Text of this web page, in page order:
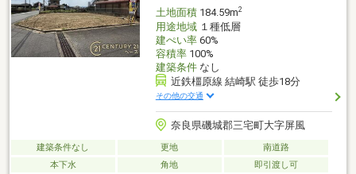
土地面積184.59m2
用途地域１種低層
建ぺい率60%
容積率100%
建築条件なし
近鉄橿原線 結崎駅 徒歩18分
その他の交通
奈良県磯城郡三宅町大字屏風
建築条件なし 更地
南道路
本下水
角地 即引渡し可